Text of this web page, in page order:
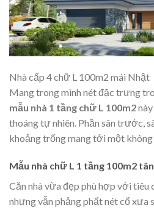
Nhà cấp 4 chữ L 100m2 mái Nhật
Mang trong mình nét đặc trưng
mẫu nhà 1 tầng chữ L 100m2
thoáng tự nhiên. Phần sân trước,
khoảng trống mang tới một không
Mẫu nhà chữ L 1 tầng 100m2
Căn nhà vừa đẹp phù hợp với tiêu
nhưng vẫn phảng phất nét cổ xưa